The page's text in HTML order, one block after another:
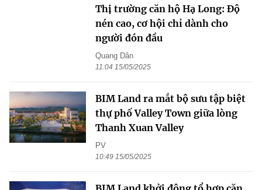
Thị trường căn hộ Hạ Long: Độ
nén cao, cơ hội chỉ dành cho
người đón đầu
Quang Dân
11:04 15/05/2025
BIM Land ra mắt bộ sưu tập biệt
thự phố Valley Town giữa lòng
Thanh Xuan Valley
PV
10:49 15/05/2025